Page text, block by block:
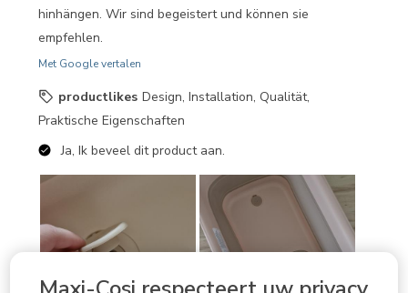
hinhängen. Wir sind begeistert und können sie
empfehlen.
Met Google vertalen
productlikes Design, Installation, Qualität,
Praktische Eigenschaften
Ja, Ik beveel dit product aan.